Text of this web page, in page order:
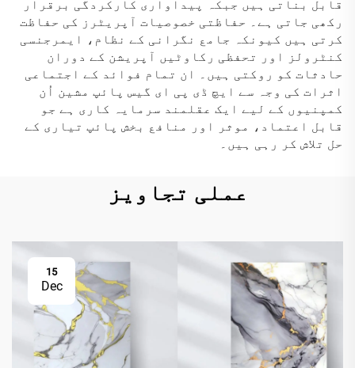
قابل بناتی ہیں جبکہ پیداواری کارکردگی برقرار
رکھی جاتی ہے۔ حفاظتی خصوصیات آپریٹرز کی حفاظت
کرتی ہیں کیونکہ جامع نگرانی کے نظام، ایمرجنسی
کنٹرولز اور تحفظی رکاوٹیں آپریشن کے دوران
حادثات کو روکتی ہیں۔ ان تمام فوائد کے اجتماعی
اثرات کی وجہ سے ایچ ڈی پی ای گیس پائپ مشین اُن
کمپنیوں کے لیے ایک عقلمند سرمایہ کاری ہے جو
قابل اعتماد، موثر اور منافع بخش پائپ تیاری کے
حل تلاش کر رہی ہیں۔
عملی تجاویز
15
Dec